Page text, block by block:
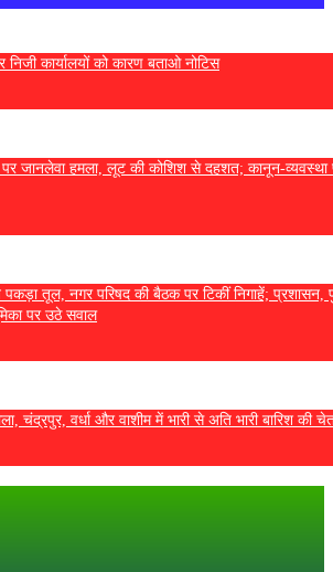
कार्यालयों को कारण बताओ नोटिस
पर जानलेवा हमला, लूट की कोशिश से दहशत; कानून-व्यवस्था
पकड़ा तूल, नगर परिषद की बैठक पर टिकीं निगाहें; प्रशासन,
पर उठे सवाल
वर्धा और वाशीम में भारी से अति भारी बारिश की